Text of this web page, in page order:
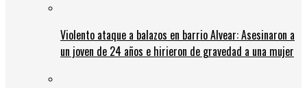
Violento ataque a balazos en barrio Alvear: Asesinaron a
un joven de 24 años e hirieron de gravedad a una mujer